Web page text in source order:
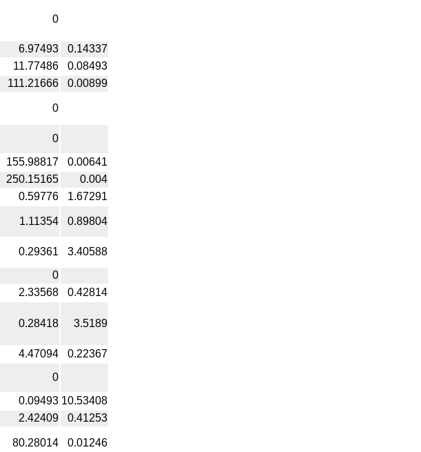
0
6.97493
0.14337
11.77486
0.08493
111.21666 0.00899
0
0
155.98817
0.00641
250.15165
0.004
0.59776 1.67291
1.11354 0.89804
0.29361
3.40588
0
2.33568 0.42814
0.28418 3.5189
4.47094
0.22367
0
0.09493 10.53408
2.42409 0.41253
80.28014 0.01246